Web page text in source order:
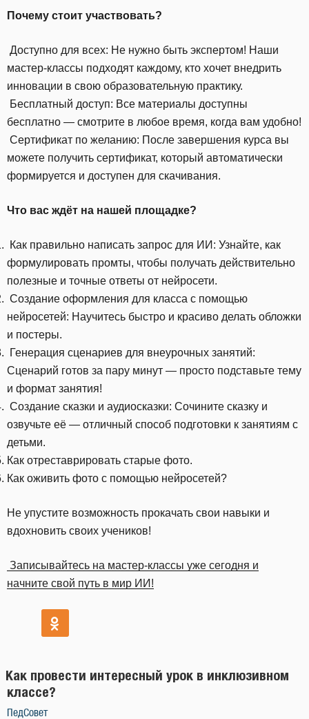
Почему стоит участвовать?
Доступно для всех: Не нужно быть экспертом! Наши
мастер-классы подходят каждому, кто хочет внедрить
инновации в свою образовательную практику.
Бесплатный доступ: Все материалы доступны
бесплатно — смотрите в любое время, когда вам удобно!
Сертификат по желанию: После завершения курса вы
можете получить сертификат, который автоматически
формируется и доступен для скачивания.
Что вас ждёт на нашей площадке?
Как правильно написать запрос для ИИ: Узнайте, как
формулировать промты, чтобы получать действительно
полезные и точные ответы от нейросети.
Создание оформления для класса с помощью
нейросетей: Научитесь быстро и красиво делать обложки
и постеры.
Генерация сценариев для внеурочных занятий:
Сценарий готов за пару минут — просто подставьте тему
и формат занятия!
Создание сказки и аудиосказки: Сочините сказку и
озвучьте её — отличный способ подготовки к занятиям с
детьми.
Как отреставрировать старые фото.
Как оживить фото с помощью нейросетей?
Не упустите возможность прокачать свои навыки и
вдохновить своих учеников!
Записывайтесь на мастер-классы уже сегодня и
начните свой путь в мир ИИ!
Как провести интересный урок в инклюзивном
классе?
ПедСовет